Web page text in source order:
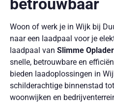
betrouwbaar
Woon of werk je in Wijk bij
naar een laadpaal voor je
laadpaal van Slimme
snelle, betrouwbare en
bieden laadoplossingen in
schilderachtige binnenstad
woonwijken en